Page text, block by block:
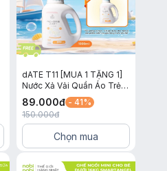
dATE T11 [MUA 1 TẶNG 1]
Nước Xả Vải Quần Áo Trẻ
Em SmartAngel Dịu Nhẹ,
An Toàn và Lành Tính Cho
Bé Chai 1 Lít
89.000đ - 41%
150.000đ
Chọn mua